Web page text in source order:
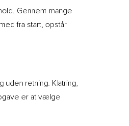
Gennem mange
fra start, opstår
retning. Klatring,
er at vælge